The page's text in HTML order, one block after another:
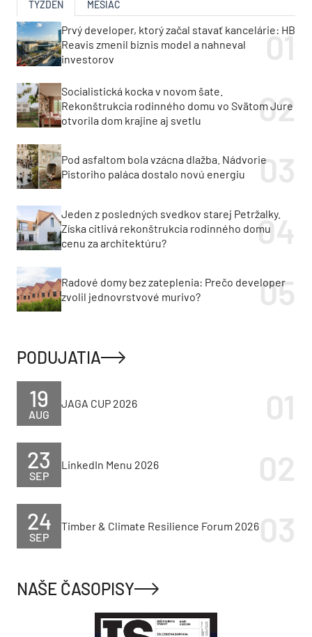
TÝŽDEŇ MESIAC
Prvý developer, ktorý začal stavať kancelárie: HB
Reavis zmenil biznis model a nahneval
investorov
Socialistická kocka v novom šate.
Rekonštrukcia rodinného domu vo Svätom Jure
otvorila dom krajine aj svetlu
Pod asfaltom bola vzácna dlažba. Nádvorie
Pistoriho paláca dostalo novú energiu
Jeden z posledných svedkov starej Petržalky.
Získa citlivá rekonštrukcia rodinného domu
cenu za architektúru?
Radové domy bez zateplenia: Prečo developer
zvolil jednovrstvové murivo?
PODUJATIA
AUG
19 JAGA CUP 2026
SEP
23 LinkedIn Menu 2026
SEP
24 Timber & Climate Resilience Forum 2026
NAŠE ČASOPISY